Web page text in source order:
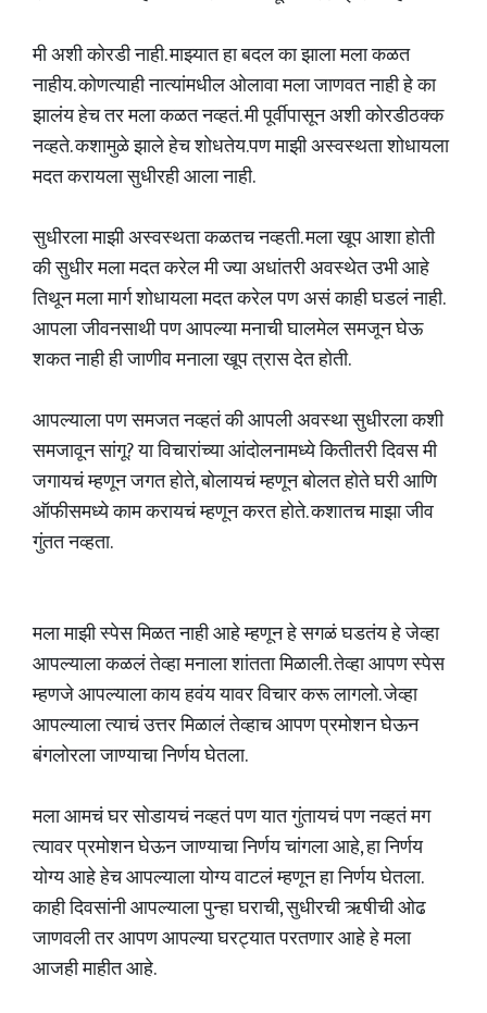
मी अशी कोरडी नाही. माझ्यात हा बदल का झाला मला कळत
नाहीय. कोणत्याही नात्यांमधील ओलावा मला जाणवत नाही हे का
झालंय हेच तर मला कळत नव्हतं. मी पूर्वीपासून अशी कोरडीठक्क
नव्हते. कशामुळे झाले हेच शोधतेय.पण माझी अस्वस्थता शोधायला
मदत करायला सुधीरही आला नाही.
सुधीरला माझी अस्वस्थता कळतच नव्हती. मला खूप आशा होती
की सुधीर मला मदत करेल मी ज्या अधांतरी अवस्थेत उभी आहे
तिथून मला मार्ग शोधायला मदत करेल पण असं काही घडलं नाही.
आपला जीवनसाथी पण आपल्या मनाची घालमेल समजून घेऊ
शकत नाही ही जाणीव मनाला खूप त्रास देत होती.
आपल्याला पण समजत नव्हतं की आपली अवस्था सुधीरला कशी
समजावून सांगू? या विचारांच्या आंदोलनामध्ये कितीतरी दिवस मी
जगायचं म्हणून जगत होते, बोलायचं म्हणून बोलत होते घरी आणि
ऑफीसमध्ये काम करायचं म्हणून करत होते. कशातच माझा जीव
गुंतत नव्हता.
मला माझी स्पेस मिळत नाही आहे म्हणून हे सगळं घडतंय हे जेव्हा
आपल्याला कळलं तेव्हा मनाला शांतता मिळाली. तेव्हा आपण स्पेस
म्हणजे आपल्याला काय हवंय यावर विचार करू लागलो. जेव्हा
आपल्याला त्याचं उत्तर मिळालं तेव्हाच आपण प्रमोशन घेऊन
बंगलोरला जाण्याचा निर्णय घेतला.
मला आमचं घर सोडायचं नव्हतं पण यात गुंतायचं पण नव्हतं मग
त्यावर प्रमोशन घेऊन जाण्याचा निर्णय चांगला आहे, हा निर्णय
योग्य आहे हेच आपल्याला योग्य वाटलं म्हणून हा निर्णय घेतला.
काही दिवसांनी आपल्याला पुन्हा घराची, सुधीरची ऋषीची ओढ
जाणवली तर आपण आपल्या घरट्यात परतणार आहे हे मला
आजही माहीत आहे.